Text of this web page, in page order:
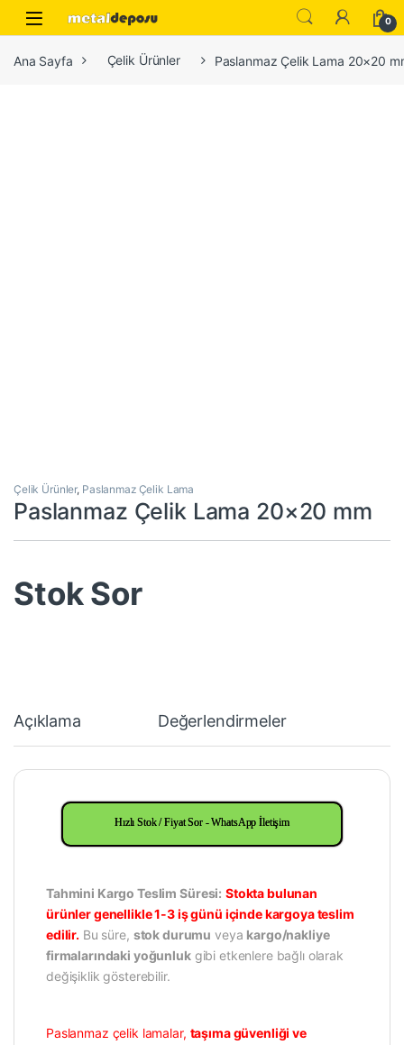
Skip to navigation
Skip to content
0
Ana Sayfa Çelik Ürünler Paslanmaz Çelik Lama 20×20
Çelik Ürünler, Paslanmaz Çelik Lama
Paslanmaz Çelik Lama 20×20 mm
Stok Sor
Açıklama Değerlendirmeler
Hızlı Stok / Fiyat Sor - WhatsApp İletişim
Tahmini Kargo Teslim Süresi: Stokta bulunan
ürünler genellikle 1-3 iş günü içinde kargoya teslim
edilir. Bu süre, stok durumu veya kargo/nakliye
firmalarındaki yoğunlukgibi etkenlere bağlı olarak
değişiklik gösterebilir.
Paslanmaz çelik lamalar, taşıma güvenliği ve